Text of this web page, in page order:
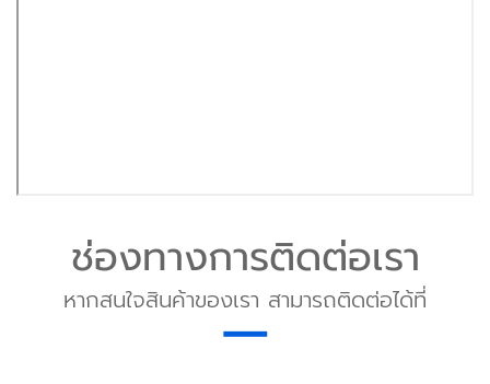
ช่องทางการติดต่อเรา
หากสนใจสินค้าของเรา สามารถติดต่อได้ที่